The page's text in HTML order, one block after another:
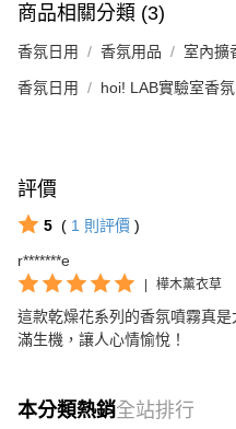
商品相關分類 (3)
香氛日用 香氛用品 室內擴
香氛日用 hoi! LAB實驗室香氛
評價
5 ( 1 則評價 )
r*******e
樺木薰衣草
這款乾燥花系列的香氛噴霧真
滿生機，讓人心情愉悅！
本分類熱銷全站排行